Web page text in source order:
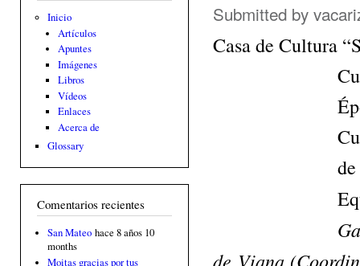
Inicio
Artículos
Apuntes
Imágenes
Libros
Vídeos
Enlaces
Acerca de
Glossary
Comentarios recientes
San Mateo hace 8 años 10
months
Moitas gracias por tus
Submitted by
Casa de Cultura
de Viana